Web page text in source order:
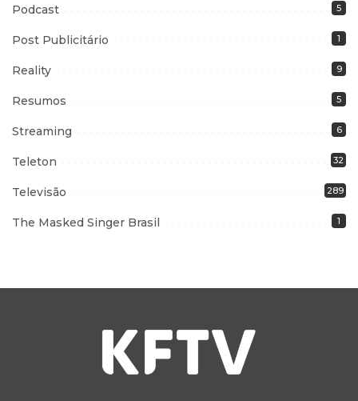
Podcast 5
Post Publicitário 1
Reality 9
Resumos 5
Streaming 6
Teleton 32
Televisão 289
The Masked Singer Brasil 1